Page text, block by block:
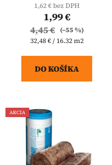
1,62 € bez DPH
1,99 €
4,45 €
(–55 %)
Jednotková
32,48 € / 16.32 m2
DO KOŠÍKA
AKCIA